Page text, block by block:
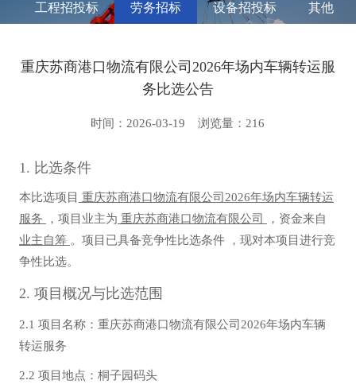
工程招投标 劳务招标 设备招投标 其他
重庆苏商港口物流有限公司2026年场内车辆转运服
务比选公告
时间：2026-03-19 浏览量： 216
1. 比选条件
本比选项目 重庆苏商港口物流有限公司2026年场内车辆转运
服务
，项目业主为 重庆苏商港口物流有限公司
，资金来自
业主自筹 。项目已具备竞争性比选条件 ，现对本项目进行竞
争性比选。
2. 项目概况与比选范围
2.1 项目名称：重庆苏商港口物流有限公司2026年场内车辆
转运服务
2.2 项目地点 ：桐子园码头